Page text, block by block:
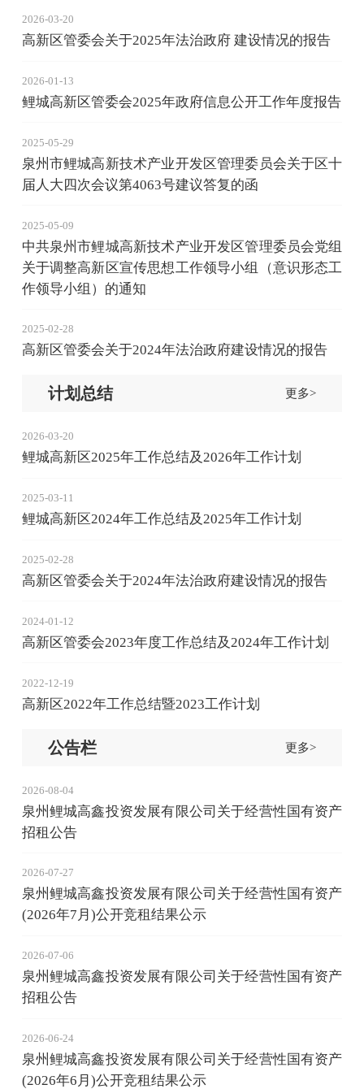
2026-03-20
高新区管委会关于2025年法治政府 建设情况的报告
2026-01-13
鲤城高新区管委会2025年政府信息公开工作年度报告
2025-05-29
泉州市鲤城高新技术产业开发区管理委员会关于区十
届人大四次会议第4063号建议答复的函
2025-05-09
中共泉州市鲤城高新技术产业开发区管理委员会党组
关于调整高新区宣传思想工作领导小组（意识形态工
作领导小组）的通知
2025-02-28
高新区管委会关于2024年法治政府建设情况的报告
计划总结 更多>
2026-03-20
鲤城高新区2025年工作总结及2026年工作计划
2025-03-11
鲤城高新区2024年工作总结及2025年工作计划
2025-02-28
高新区管委会关于2024年法治政府建设情况的报告
2024-01-12
高新区管委会2023年度工作总结及2024年工作计划
2022-12-19
高新区2022年工作总结暨2023工作计划
公告栏 更多>
2026-08-04
泉州鲤城高鑫投资发展有限公司关于经营性国有资产
招租公告
2026-07-27
泉州鲤城高鑫投资发展有限公司关于经营性国有资产
(2026年7月)公开竞租结果公示
2026-07-06
泉州鲤城高鑫投资发展有限公司关于经营性国有资产
招租公告
2026-06-24
泉州鲤城高鑫投资发展有限公司关于经营性国有资产
(2026年6月)公开竞租结果公示